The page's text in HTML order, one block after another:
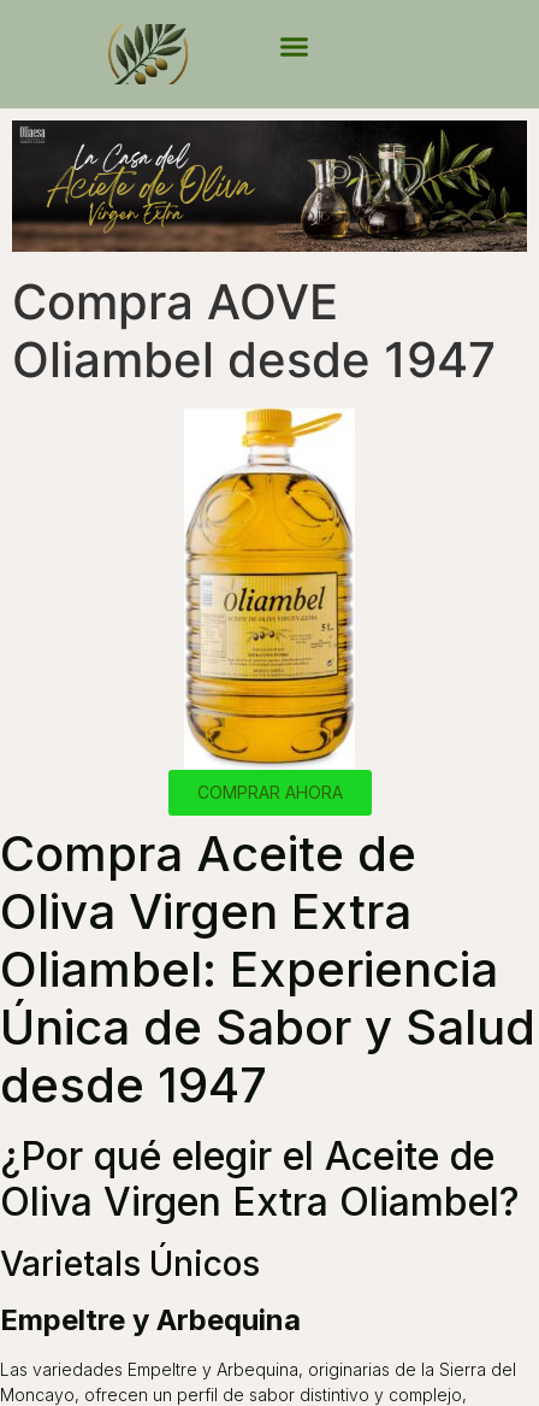
Compra AOVE
Oliambel desde 1947
COMPRAR AHORA
Compra Aceite de
Oliva Virgen Extra
Oliambel: Experiencia
Única de Sabor y Salud
desde 1947
¿Por qué elegir el Aceite de
Oliva Virgen Extra Oliambel?
Varietals Únicos
Empeltre y Arbequina
Las variedades Empeltre y Arbequina, originarias de la Sierra del
Moncayo, ofrecen un perfil de sabor distintivo y complejo,